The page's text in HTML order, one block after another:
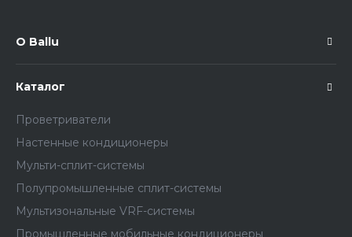
О Ballu
Каталог
Проветриватели
Настенные кондиционеры
Мульти-сплит-системы
Полупромышленные сплит-системы
Мультизональные VRF-системы
Промышленные мобильные кондиционеры